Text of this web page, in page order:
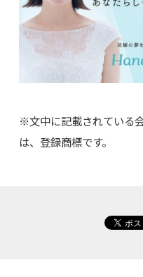
※文中に記載されている
は、登録商標です。